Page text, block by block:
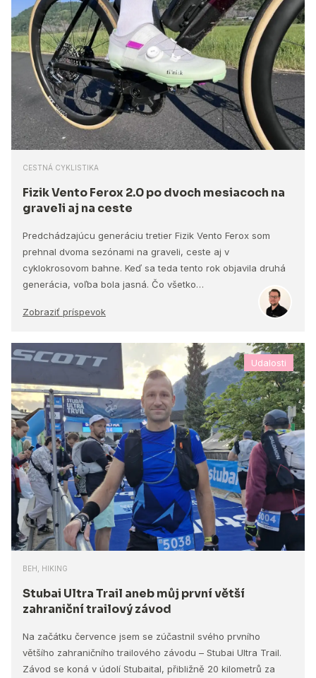
CESTNÁ CYKLISTIKA
Fizik Vento Ferox 2.0 po dvoch mesiacoch na
graveli aj na ceste
Predchádzajúcu generáciu tretier Fizik Vento Ferox som
prehnal dvoma sezónami na graveli, ceste aj v
cyklokrosovom bahne. Keď sa teda tento rok objavila druhá
generácia, voľba bola jasná. Čo všetko…
Zobraziť príspevok
Udalosti
BEH, HIKING
Stubai Ultra Trail aneb můj první větší
zahraniční trailový závod
Na začátku července jsem se zúčastnil svého prvního
většího zahraničního trailového závodu – Stubai Ultra Trail.
Závod se koná v údolí Stubaital, přibližně 20 kilometrů za